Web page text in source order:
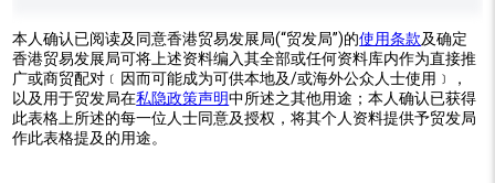
本人确认已阅读及同意香港贸易发展局(“贸发局”)的使用条款及确定
香港贸易发展局可将上述资料编入其全部或任何资料库内作为直接推
广或商贸配对﹝因而可能成为可供本地及/或海外公众人士使用﹞，
以及用于贸发局在私隐政策声明中所述之其他用途；本人确认已获得
此表格上所述的每一位人士同意及授权，将其个人资料提供予贸发局
作此表格提及的用途。